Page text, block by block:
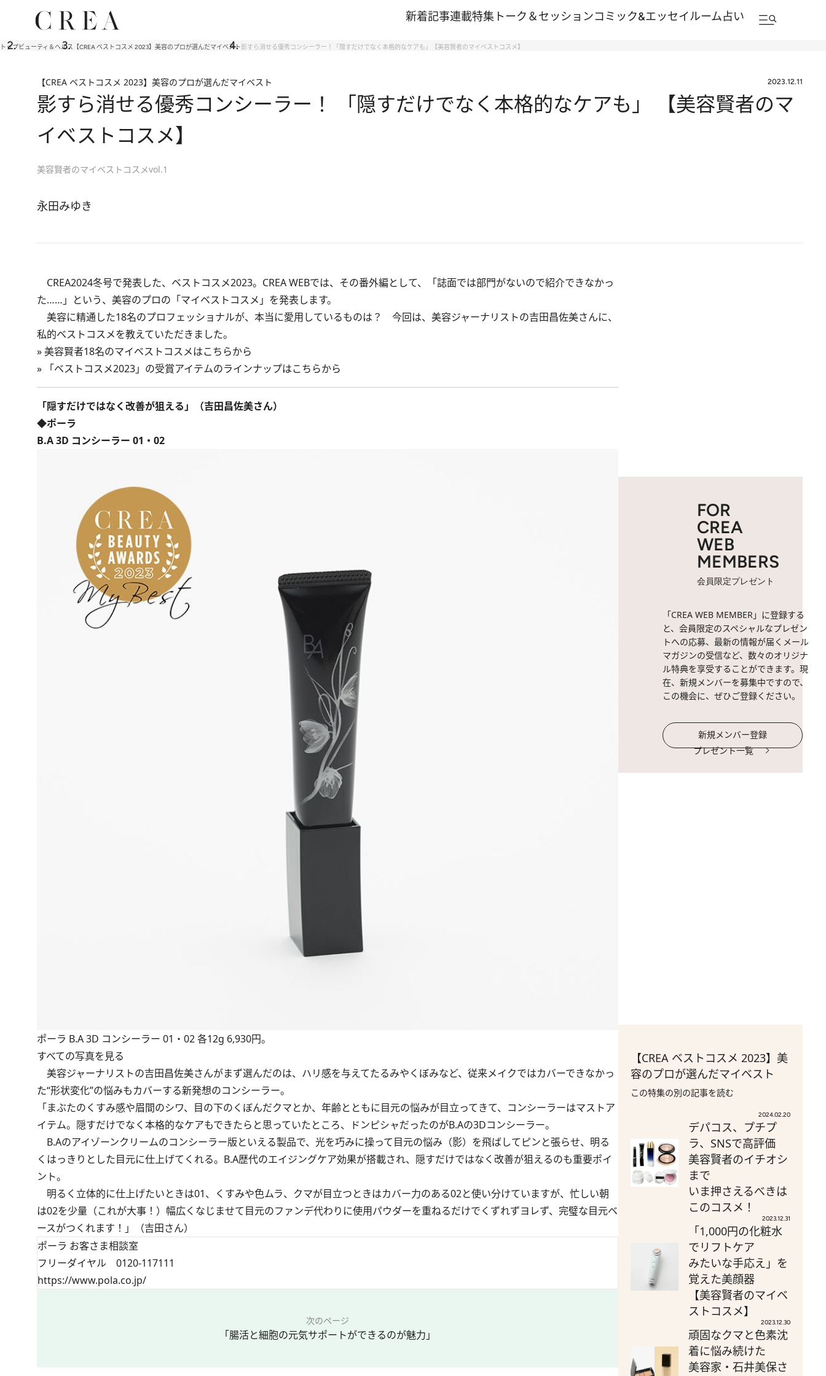
新着記事連載特集 トーク＆セッションコミック&エッセイルーム占い
トップビューティ＆ヘルス 【CREA ベストコスメ 2023】美容のプロが選んだマイベスト影すら消せる優秀コンシーラー！「隠すだけでなく本格的なケアも」【美容賢者のマイベストコスメ】
【CREA ベストコスメ 2023】美容のプロが選んだマイベスト 2023.12.11
影すら消せる優秀コンシーラー！ 「隠すだけでなく本格的なケアも」 【美容賢者のマ
イベストコスメ】
美容賢者のマイベストコスメvol.1
永田みゆき
CREA2024冬号で発表した、ベストコスメ2023。CREA WEBでは、その番外編として、「誌面では部門がないので紹介できなかっ
た……」という、美容のプロの「マイベストコスメ」を発表します。
美容に精通した18名のプロフェッショナルが、本当に愛用しているものは？ 今回は、美容ジャーナリストの吉田昌佐美さんに、
私的ベストコスメを教えていただきました。
»美容賢者18名のマイベストコスメはこちらから
»
「ベストコスメ2023」の受賞アイテムのラインナップはこちらから
「隠すだけではなく改善が狙える」（吉田昌佐美さん）
◆ポーラ
B.A 3D コンシーラー 01・02
ポーラ B.A 3D コンシーラー 01・02 各12g 6,930円。
すべての写真を見る
美容ジャーナリストの吉田昌佐美さんがまず選んだのは、ハリ感を与えてたるみやくぼみなど、従来メイクではカバーできなかっ
た“形状変化”の悩みもカバーする新発想のコンシーラー。
「まぶたのくすみ感や眉間のシワ、目の下のくぼんだクマとか、年齢とともに目元の悩みが目立ってきて、コンシーラーはマストア
イテム。隠すだけでなく本格的なケアもできたらと思っていたところ、ドンピシャだったのがB.Aの3Dコンシーラー。
B.Aのアイゾーンクリームのコンシーラー版といえる製品で、光を巧みに操って目元の悩み（影）を飛ばしてピンと張らせ、明る
くはっきりとした目元に仕上げてくれる。B.A歴代のエイジングケア効果が搭載され、隠すだけではなく改善が狙えるのも重要ポイ
ント。
明るく立体的に仕上げたいときは01、くすみや色ムラ、クマが目立つときはカバー力のある02と使い分けていますが、忙しい朝
は02を少量（これが大事！）幅広くなじませて目元のファンデ代わりに使用パウダーを重ねるだけでくずれずヨレず、完璧な目元ベ
ースがつくれます！」（吉田さん）
ポーラ お客さま相談室
フリーダイヤル 0120-117111
https://www.pola.co.jp/
次のページ
「腸活と細胞の元気サポートができるのが魅力」
FOR
CREA
WEB
MEMBERS
会員限定プレゼント
「CREA WEB MEMBER」に登録する
と、会員限定のスペシャルなプレゼン
トへの応募、最新の情報が届くメール
マガジンの受信など、数々のオリジナ
ル特典を享受することができます。現
在、新規メンバーを募集中ですので、
この機会に、ぜひご登録ください。
新規メンバー登録
プレゼント一覧
【CREA ベストコスメ 2023】美
容のプロが選んだマイベスト
この特集の別の記事を読む
2024.02.20
デパコス、プチプ
ラ、SNSで高評価
美容賢者のイチオシ
まで
いま押さえるべきは
このコスメ！
2023.12.31
「1,000円の化粧水
でリフトケア
みたいな手応え」を
覚えた美顔器
【美容賢者のマイベ
ストコスメ】
2023.12.30
頑固なクマと色素沈
着に悩み続けた
美容家・石井美保さ